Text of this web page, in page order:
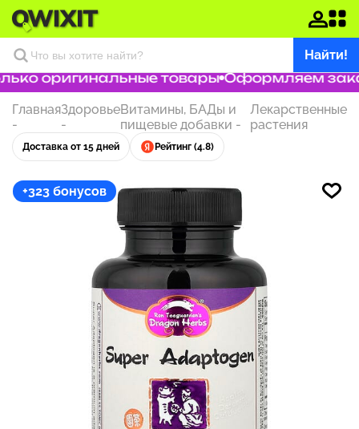
Найти!
оригинальные товары Оформляем заказ
Главная
-
Здоровье
-
Витамины, БАДы и
пищевые добавки -
Лекарственные
растения
Доставка от 15 дней Рейтинг (4.8)
+323 бонусов